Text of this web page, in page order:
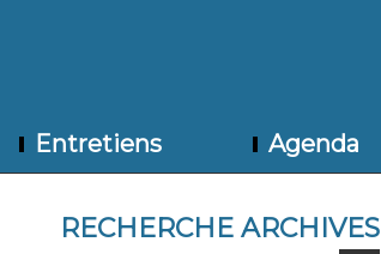
Entretiens Agenda
RECHERCHE ARCHIVES